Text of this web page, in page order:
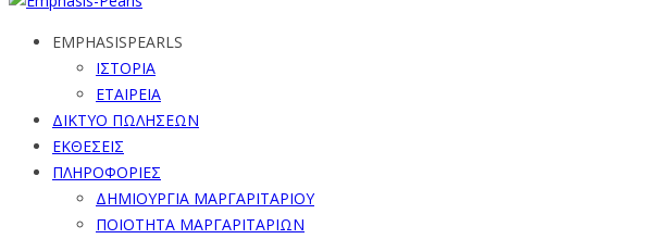
EMPHASISPEARLS
ΙΣΤΟΡΙΑ
ΕΤΑΙΡΕΙΑ
ΔΙΚΤΥΟ ΠΩΛΗΣΕΩΝ
ΕΚΘΕΣΕΙΣ
ΠΛΗΡΟΦΟΡΙΕΣ
ΔΗΜΙΟΥΡΓΙΑ ΜΑΡΓΑΡΙΤΑΡΙΟΥ
ΠΟΙΟΤΗΤΑ ΜΑΡΓΑΡΙΤΑΡΙΩΝ